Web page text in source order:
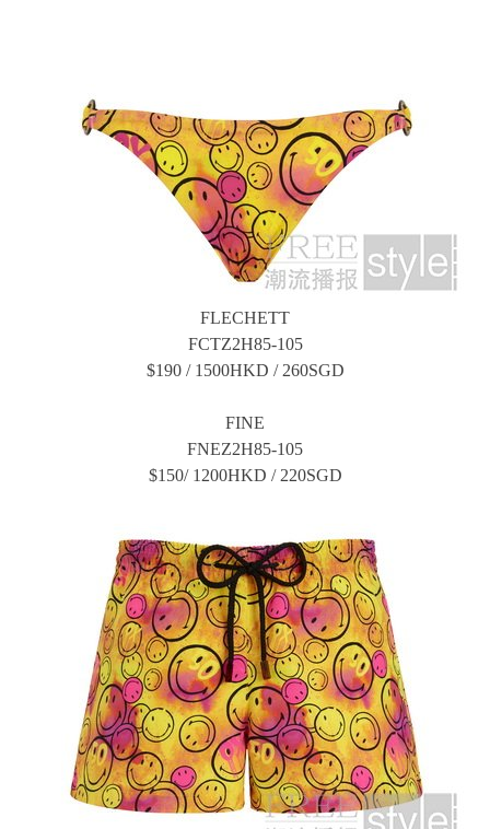
FLECHETT
FCTZ2H85-105
$190 / 1500HKD / 260SGD
FINE
FNEZ2H85-105
$150/ 1200HKD / 220SGD